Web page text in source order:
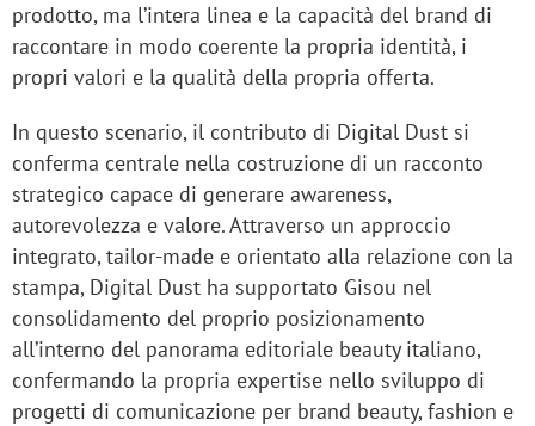
prodotto, ma l’intera linea e la capacità del brand di
raccontare in modo coerente la propria identità, i
propri valori e la qualità della propria offerta.
In questo scenario, il contributo di Digital Dust si
conferma centrale nella costruzione di un racconto
strategico capace di generare awareness,
autorevolezza e valore. Attraverso un approccio
integrato, tailor-made e orientato alla relazione con la
stampa, Digital Dust ha supportato Gisou nel
consolidamento del proprio posizionamento
all’interno del panorama editoriale beauty italiano,
confermando la propria expertise nello sviluppo di
progetti di comunicazione per brand beauty, fashion e